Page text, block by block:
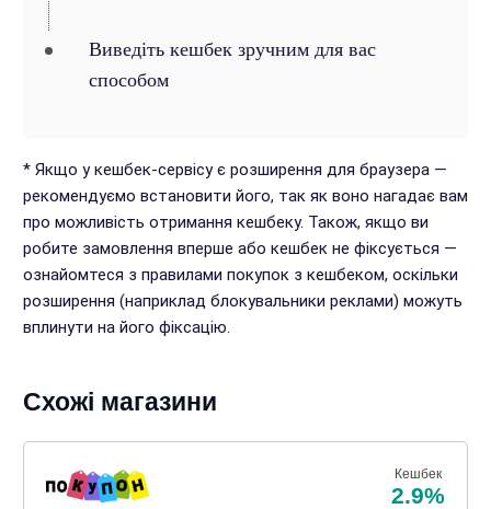
Виведіть кешбек зручним для вас
способом
* Якщо у кешбек-сервісу є розширення для браузера —
рекомендуємо встановити його, так як воно нагадає вам
про можливість отримання кешбеку. Також, якщо ви
робите замовлення вперше або кешбек не фіксується —
ознайомтеся з правилами покупок з кешбеком, оскільки
розширення (наприклад блокувальники реклами) можуть
вплинути на його фіксацію.
Схожі магазини
Кешбек
2.9%